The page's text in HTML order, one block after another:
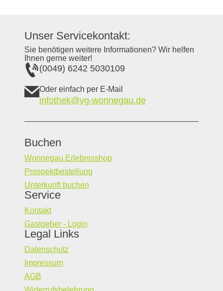
Unser Servicekontakt:
Sie benötigen weitere Informationen? Wir helfen
Ihnen gerne weiter!
(0049) 6242 5030109
Oder einfach per E-Mail
infothek@vg-wonnegau.de
Buchen
Wonnegau Erlebnisshop
Prospektbestellung
Unterkunft buchen
Service
Kontakt
Gastgeber - Login
Legal Links
Datenschutz
Impressum
AGB